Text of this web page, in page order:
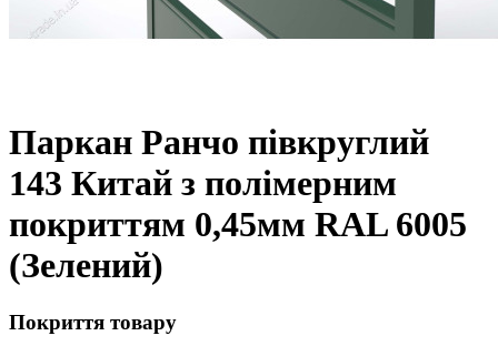
Паркан Ранчо півкруглий
143 Китай з полімерним
покриттям 0,45мм RAL 6005
(Зелений)
Покриття товару